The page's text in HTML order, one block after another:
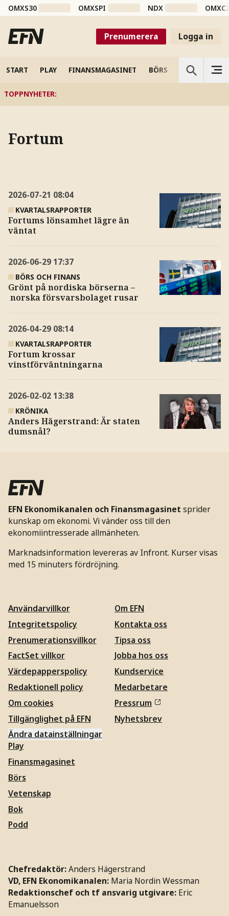
OMXS30 OMXSPI NDX
Prenumerera Logga in
START PLAY FINANSMAGASINET BÖRS VETENSKAP
TOPPNYHETER:
Fortum
2026-07-21 08:04
KVARTALSRAPPORTER
Fortums lönsamhet lägre än
väntat
2026-06-29 17:37
BÖRS OCH FINANS
Grönt på nordiska börserna –
norska försvarsbolaget rusar
2026-04-29 08:14
KVARTALSRAPPORTER
Fortum krossar
vinstförväntningarna
2026-02-02 13:38
KRÖNIKA
Anders Hägerstrand: Är staten
dumsnål?
EFN Ekonomikanalen och Finansmagasinet sprider
kunskap om ekonomi. Vi vänder oss till den
ekonomiintresserade allmänheten.
Marknadsinformation levereras av Infront. Kurser visas
med 15 minuters fördröjning.
Användarvillkor
Integritetspolicy
Prenumerationsvillkor
FactSet villkor
Värdepapperspolicy
Redaktionell policy
Om cookies
Tillgänglighet på EFN
Ändra datainställningar
Om EFN
Kontakta oss
Tipsa oss
Jobba hos oss
Kundservice
Medarbetare
Pressrum
Nyhetsbrev
Play
Finansmagasinet
Börs
Vetenskap
Bok
Podd
Chefredaktör:Anders Hägerstrand
VD, EFN Ekonomikanalen: Maria Nordin Wessman
Redaktionschef och tf ansvarig utgivare: Eric
Emanuelsson